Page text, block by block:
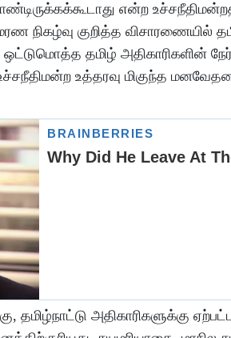
என்ற
நிகழ்வு குறித்த விசாரணையில்
தமிழ் அதிகாரிகளின்
உத்தரவு மிகுந்த
தமிழ்நாட்டு அதிகாரிகளுக்கு